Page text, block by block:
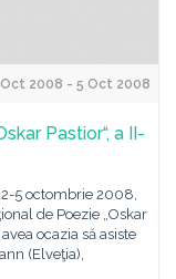
Oct 2008 - 5 Oct 2008
Pastior“, a II-
5 octombrie 2008,
de Poezie „Oskar
ocazia să asiste
(Elveţia),